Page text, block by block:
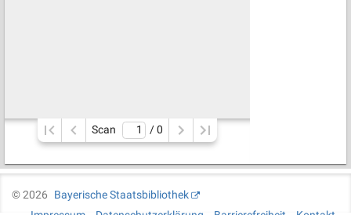
Scan / 0
©2026
Bayerische Staatsbibliothek